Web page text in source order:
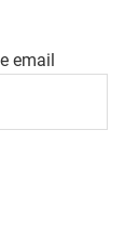
email